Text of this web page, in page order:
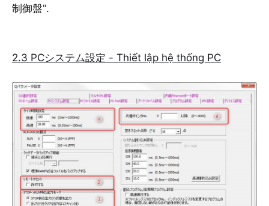
制御盤".
2.3 PCシステム設定 - Thiết lập hệ thống PC